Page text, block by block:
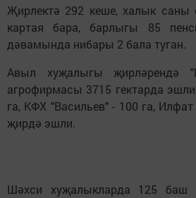
Җирлектә 292 кеше, халык саны
картая бара, барлыгы 85
дәвамында нибары 2 бала туган.
Авыл хуҗалыгы җирләрендә
агрофирмасы 3715 гектарда
га, КФХ "Васильев" - 100 га, Илфат
җирдә эшли.
Шәхси хуҗалыкларда 125 баш